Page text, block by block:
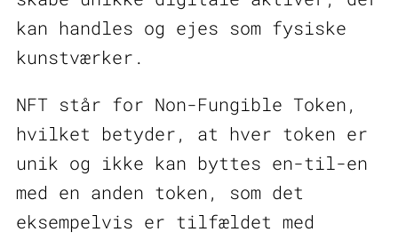
kan handles og ejes som fysiske
kunstværker.
NFT står for Non-Fungible Token,
hvilket betyder, at hver token er
unik og ikke kan byttes en-til-en
med en anden token, som det
eksempelvis er tilfældet med